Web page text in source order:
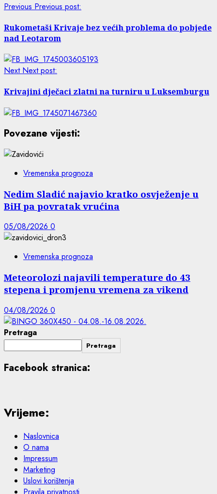
Previous Previous post:
Rukometaši Krivaje bez većih problema do pobjede
nad Leotarom
Next Next post:
Krivajini dječaci zlatni na turniru u Luksemburgu
Povezane vijesti:
Vremenska prognoza
Nedim Sladić najavio kratko osvježenje u
BiH pa povratak vrućina
05/08/2026 0
Vremenska prognoza
Meteorolozi najavili temperature do 43
stepena i promjenu vremena za vikend
04/08/2026 0
Pretraga
Pretraga
Facebook stranica:
Vrijeme:
Naslovnica
O nama
Impressum
Marketing
Uslovi korištenja
Pravila privatnosti